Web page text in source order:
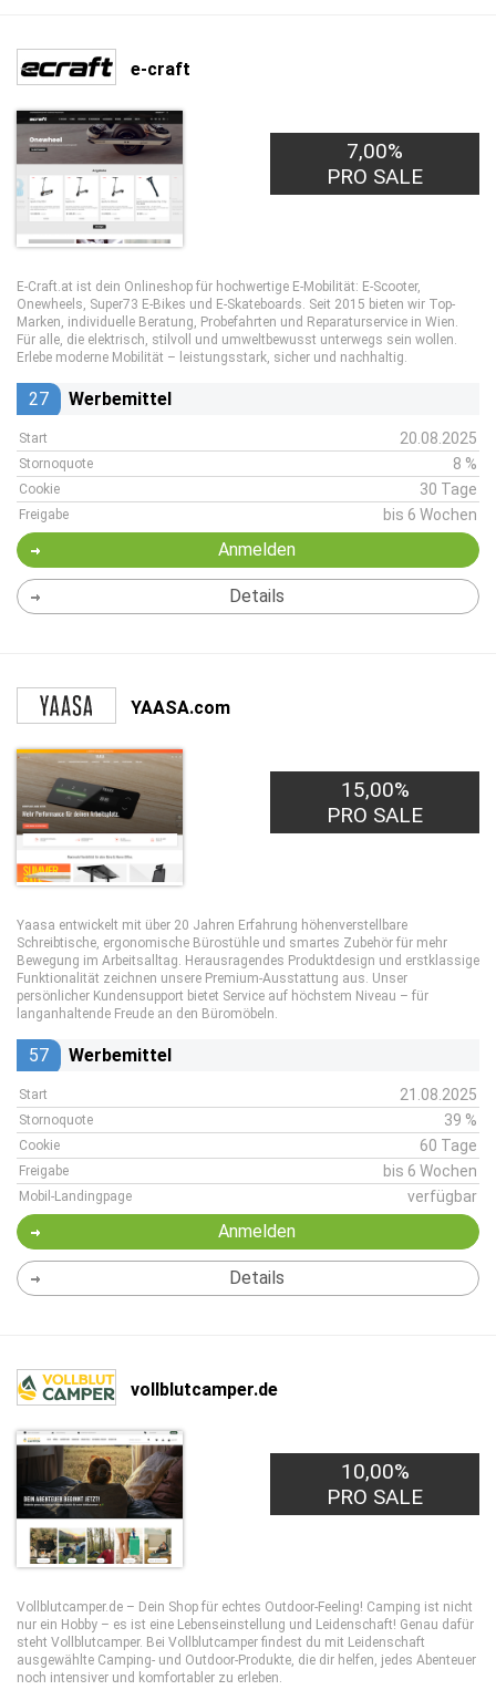
e-craft
7,00%
PRO SALE
E-Craft.at ist dein Onlineshop für hochwertige E-Mobilität: E-Scooter,
Onewheels, Super73 E-Bikes und E-Skateboards. Seit 2015 bieten wir Top-
Marken, individuelle Beratung, Probefahrten und Reparaturservice in Wien.
Für alle, die elektrisch, stilvoll und umweltbewusst unterwegs sein wollen.
Erlebe moderne Mobilität – leistungsstark, sicher und nachhaltig.
27 Werbemittel
Start 20.08.2025
Stornoquote 8 %
Cookie 30 Tage
Freigabe bis 6 Wochen
Anmelden
Details
YAASA.com
15,00%
PRO SALE
Yaasa entwickelt mit über 20 Jahren Erfahrung höhenverstellbare
Schreibtische, ergonomische Bürostühle und smartes Zubehör für mehr
Bewegung im Arbeitsalltag. Herausragendes Produktdesign und erstklassige
Funktionalität zeichnen unsere Premium-Ausstattung aus. Unser
persönlicher Kundensupport bietet Service auf höchstem Niveau – für
langanhaltende Freude an den Büromöbeln.
57 Werbemittel
Start 21.08.2025
Stornoquote 39 %
Cookie 60 Tage
Freigabe bis 6 Wochen
Mobil-Landingpage verfügbar
Anmelden
Details
vollblutcamper.de
10,00%
PRO SALE
Vollblutcamper.de – Dein Shop für echtes Outdoor-Feeling! Camping ist nicht
nur ein Hobby – es ist eine Lebenseinstellung und Leidenschaft! Genau dafür
steht Vollblutcamper. Bei Vollblutcamper findest du mit Leidenschaft
ausgewählte Camping- und Outdoor-Produkte, die dir helfen, jedes Abenteuer
noch intensiver und komfortabler zu erleben.